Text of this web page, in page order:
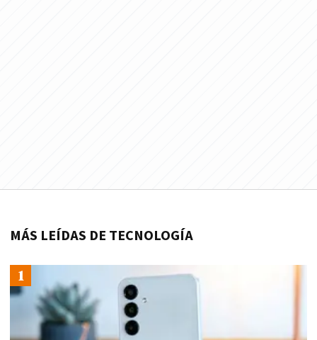
MÁS LEÍDAS DE TECNOLOGÍA